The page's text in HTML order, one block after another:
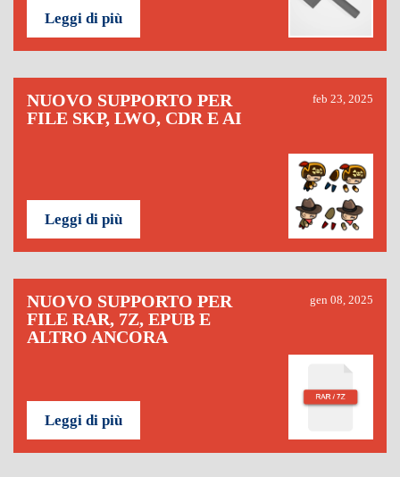
Leggi di più
NUOVO SUPPORTO PER
FILE SKP, LWO, CDR E AI
feb 23, 2025
Leggi di più
NUOVO SUPPORTO PER
FILE RAR, 7Z, EPUB E
ALTRO ANCORA
gen 08, 2025
Leggi di più